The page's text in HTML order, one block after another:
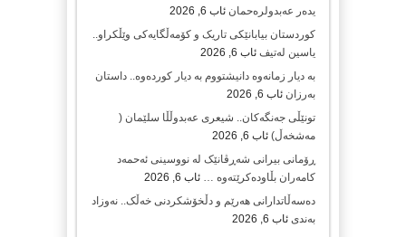
یدەر عەبدولرەحمان ئاب 6, 2026
کوردستان بیابانێکی تاریک و کۆمەڵگایەکی وێڵکراو..
یاسین لەتیف ئاب 6, 2026
بە دیار زمانەوە دانیشتووم بە دیار کوردەوە.. داستان
بەرزان ئاب 6, 2026
تونێڵی جەنگەکان.. شیعری عەبدوڵڵا سلێمان (
مەشخەڵ) ئاب 6, 2026
ڕۆمانی بیرانی شەڕڤانێک لە نووسینی ئەحمەد
کامەران بڵاودەکرێتەوە … ئاب 6, 2026
دەسەڵاتدارانی هەرێم و دڵخۆشکردنی خەڵک.. نەوزاد
بەندی ئاب 6, 2026